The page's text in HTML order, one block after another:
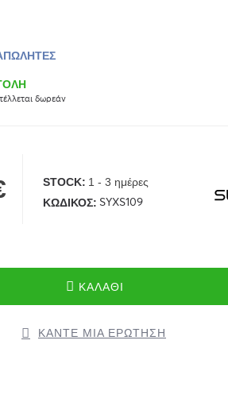
δωρεάν
STOCK: 1 - 3 ημέρες
ΚΩΔΙΚΌΣ: SYXS109
ΚΑΛΆΘΙ
ΚΆΝΤΕ ΜΊΑ ΕΡΏΤΗΣΗ